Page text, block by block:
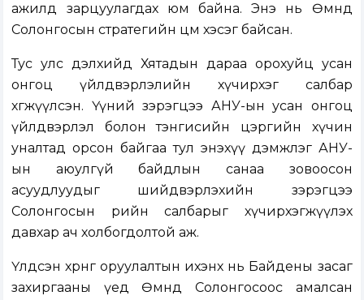
ажилд зарцуулагдах юм байна. Энэ нь Өмнөд
Солонгосын стратегийн цөм хэсэг байсан.
Тус улс дэлхийд Хятадын дараа орохуйц усан
онгоц үйлдвэрлэлийн хүчирхэг салбар
хөгжүүлсэн. Үүний зэрэгцээ АНУ-ын усан онгоц
үйлдвэрлэл болон тэнгисийн цэргийн хүчин
уналтад орсон байгаа тул энэхүү дэмжлэг АНУ-
ын аюулгүй байдлын санаа зовоосон
асуудлуудыг шийдвэрлэхийн зэрэгцээ
Солонгосын өөрийн салбарыг хүчирхэгжүүлэх
давхар ач холбогдолтой аж.
Үлдсэн хөрөнгө оруулалтын ихэнх нь Байдены засаг
захиргааны үед Өмнөд Солонгосоос амалсан